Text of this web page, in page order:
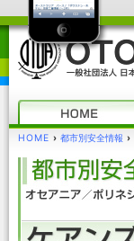
HOME › 都市別安全情報 ›